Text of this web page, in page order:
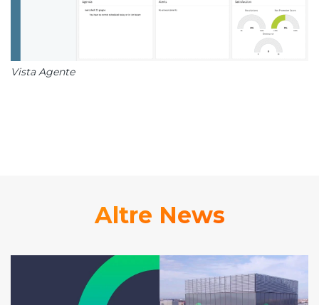
Vista Agente
Altre News